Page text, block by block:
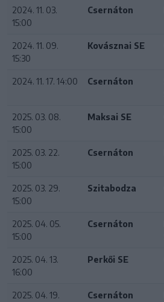
2024. 11. 03.
15:00
Csernáton
2024. 11. 09.
15:30
Kovásznai SE
2024. 11. 17. 14:00 Csernáton
2025. 03. 08.
15:00
Maksai SE
2025. 03. 22.
15:00
Csernáton
2025. 03. 29.
15:00
Szitabodza
2025. 04. 05.
15:00
Csernáton
2025. 04. 13.
16:00
Perkői SE
2025. 04. 19.
Csernáton